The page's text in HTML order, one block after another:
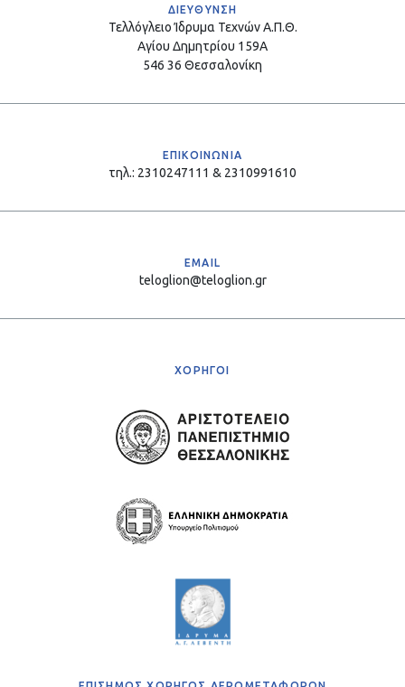
ΔΙΕΥΘΥΝΣΗ
Τελλόγλειο Ίδρυμα Τεχνών Α.Π.Θ.
Αγίου Δημητρίου 159Α
546 36 Θεσσαλονίκη
ΕΠΙΚΟΙΝΩΝΙΑ
τηλ.: 2310247111 & 2310991610
EMAIL
teloglion@teloglion.gr
ΧΟΡΗΓΟΙ